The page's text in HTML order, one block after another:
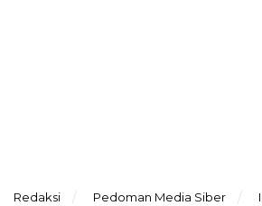
Redaksi Pedoman Media Siber